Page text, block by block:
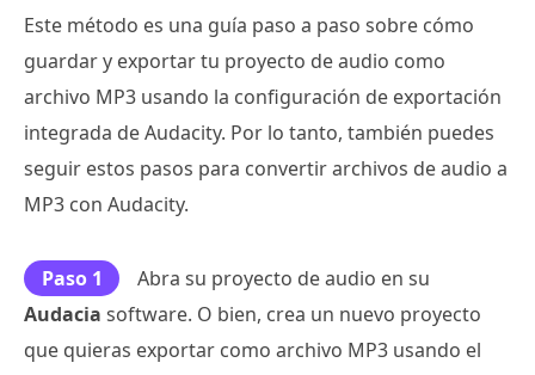
Este método es una guía paso a paso sobre cómo
guardar y exportar tu proyecto de audio como
archivo MP3 usando la configuración de exportación
integrada de Audacity. Por lo tanto, también puedes
seguir estos pasos para convertir archivos de audio a
MP3 con Audacity.
Paso 1
Abra su proyecto de audio en su
Audacia software. O bien, crea un nuevo proyecto
que quieras exportar como archivo MP3 usando el